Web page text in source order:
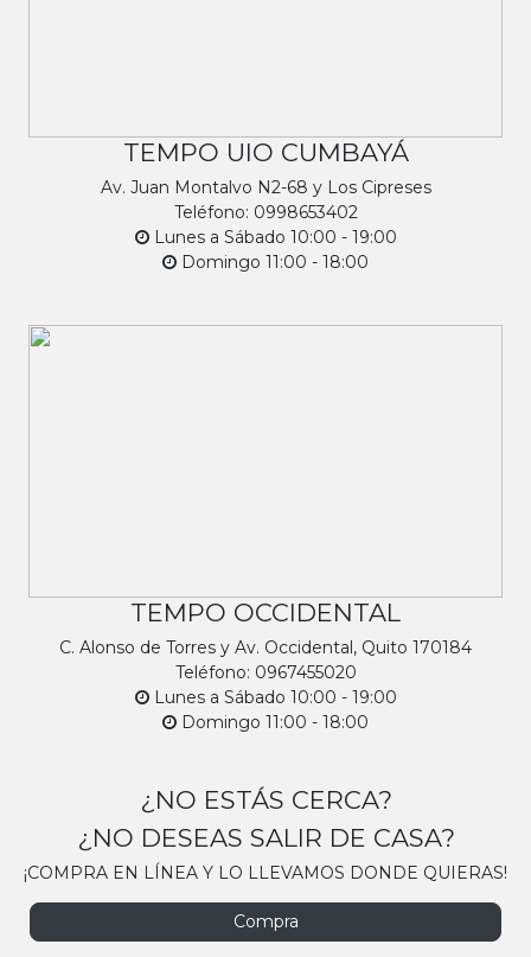
TEMPO UIO CUMBAYÁ
Av. Juan Montalvo N2-68 y Los Cipreses
Teléfono: 0998653402
Lunes a Sábado 10:00 - 19:00
Domingo 11:00 - 18:00
TEMPO OCCIDENTAL
C. Alonso de Torres y Av. Occidental, Quito 170184
Teléfono: 0967455020
Lunes a Sábado 10:00 - 19:00
Domingo 11:00 - 18:00
¿NO ESTÁS CERCA?
¿NO DESEAS SALIR DE CASA?
¡COMPRA EN LÍNEA Y LO LLEVAMOS DONDE QUIERAS!
Compra